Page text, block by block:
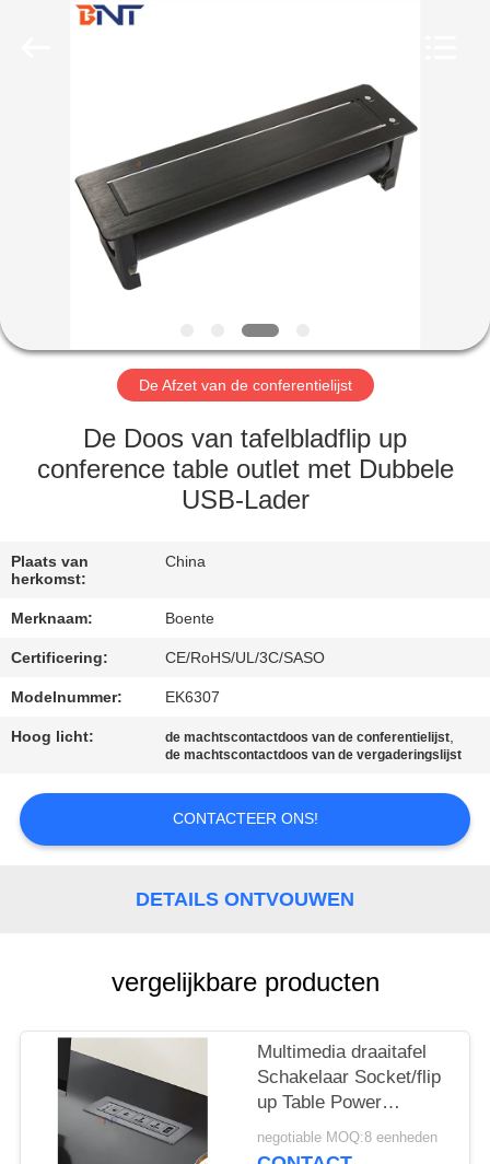
PRODUCTEN
ONGEVEER
FABRIEKSREIS
KWALITEITSCONTROLE
CONTACTEER
GEVALLEN
CONFERENCE
SOLUTION
POLICY
De Afzet van de conferentielijst
De Doos van tafelbladflip up
conference table outlet met Dubbele
USB-Lader
Plaats van
herkomst:
China
Merknaam: Boente
Certificering: CE/RoHS/UL/3C/SASO
Modelnummer: EK6307
Hoog licht: de machtscontactdoos van de conferentielijst,
de machtscontactdoos van de vergaderingslijst
CONTACTEER ONS!
DETAILS ONTVOUWEN
vergelijkbare producten
Multimedia draaitafel
Schakelaar Socket/flip
up Table Power
Outlet/conference
Table Panel Montage
negotiable MOQ:8 eenheden